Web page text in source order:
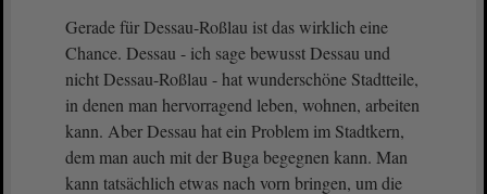
Gerade für Dessau-Roßlau ist das wirklich eine
Chance. Dessau - ich sage bewusst Dessau und
nicht Dessau-Roßlau - hat wunderschöne Stadtteile,
in denen man hervorragend leben, wohnen, arbeiten
kann. Aber Dessau hat ein Problem im Stadtkern,
dem man auch mit der Buga begegnen kann. Man
kann tatsächlich etwas nach vorn bringen, um die